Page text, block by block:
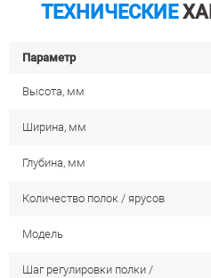
ТЕХНИЧЕСКИЕ
Параметр
Высота, мм
Ширина, мм
Глубина, мм
Количество полок / ярусов
Модель
Шаг регулировки полки /